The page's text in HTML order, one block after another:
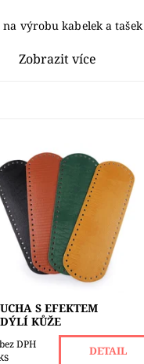
výrobu kabelek a tašek
Zobrazit více
kůže je vhodné na výrobu
a tašek z přízí, macrame,
špagátů. Má v sobě malé
Ø 4 mm ) pro snadnější
Skladem 2 ks
S EFEKTEM
KŮŽE
DPH DETAIL